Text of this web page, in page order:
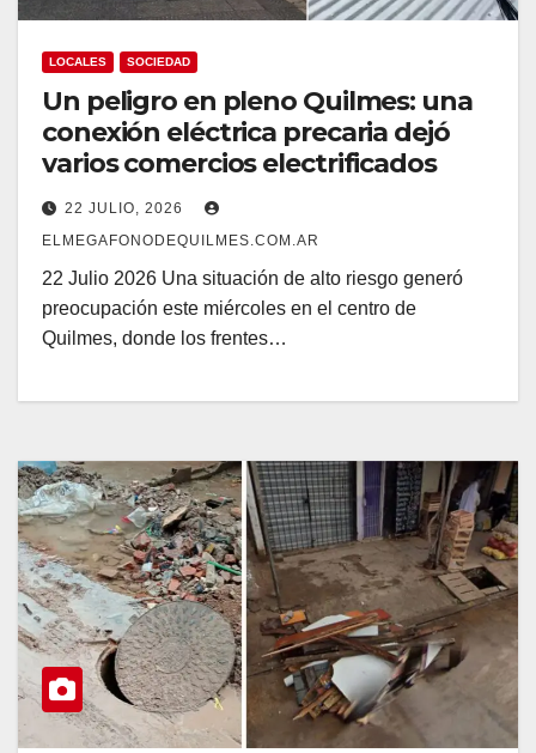
LOCALES SOCIEDAD
Un peligro en pleno Quilmes: una
conexión eléctrica precaria dejó
varios comercios electrificados
22 JULIO, 2026
ELMEGAFONODEQUILMES.COM.AR
22 Julio 2026 Una situación de alto riesgo generó
preocupación este miércoles en el centro de
Quilmes, donde los frentes…